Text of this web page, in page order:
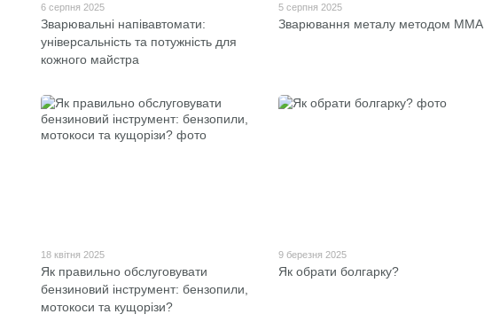
6 серпня 2025
Зварювальні напівавтомати:
універсальність та потужність для
кожного майстра
5 серпня 2025
Зварювання металу методом ММА
18 квітня 2025
Як правильно обслуговувати
бензиновий інструмент: бензопили,
мотокоси та кущорізи?
9 березня 2025
Як обрати болгарку?